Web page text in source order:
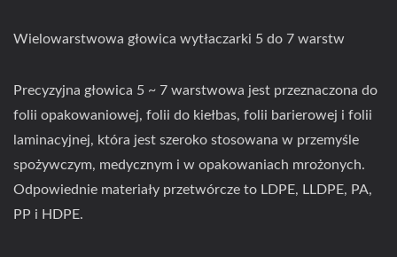
Wielowarstwowa głowica wytłaczarki 5 do 7 warstw
Precyzyjna głowica 5 ~ 7 warstwowa jest przeznaczona do
folii opakowaniowej, folii do kiełbas, folii barierowej i folii
laminacyjnej, która jest szeroko stosowana w przemyśle
spożywczym, medycznym i w opakowaniach mrożonych.
Odpowiednie materiały przetwórcze to LDPE, LLDPE, PA,
PP i HDPE.